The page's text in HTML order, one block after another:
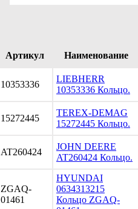
Артикул Наименование
10353336
LIEBHERR
10353336 Кольцо.
15272445
TEREX-DEMAG
15272445 Кольцо.
AT260424
JOHN DEERE
AT260424 Кольцо.
ZGAQ-
01461
HYUNDAI
0634313215
Кольцо ZGAQ-